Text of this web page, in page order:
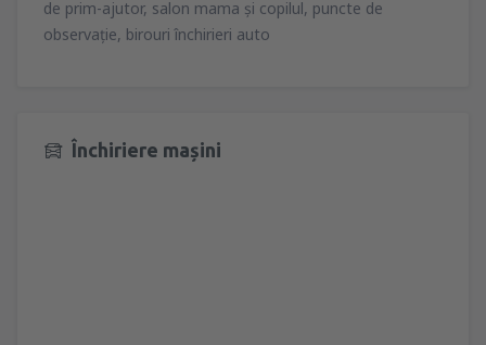
de prim-ajutor, salon mama şi copilul, puncte de
observaţie, birouri închirieri auto
Închiriere mașini